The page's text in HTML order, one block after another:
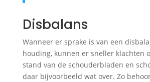
Disbalans
Wanneer er sprake is van een
houding, kunnen er sneller klachten
stand van de schouderbladen en
daar bijvoorbeeld wat over. Zo